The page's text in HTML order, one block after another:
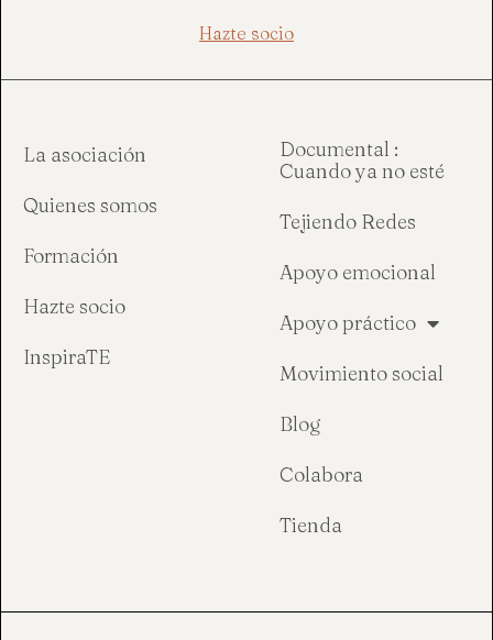
Hazte socio
La asociación
Quienes somos
Formación
Hazte socio
InspiraTE
Documental :
Cuando ya no esté
Tejiendo Redes
Apoyo emocional
Apoyo práctico
Movimiento social
Blog
Colabora
Tienda